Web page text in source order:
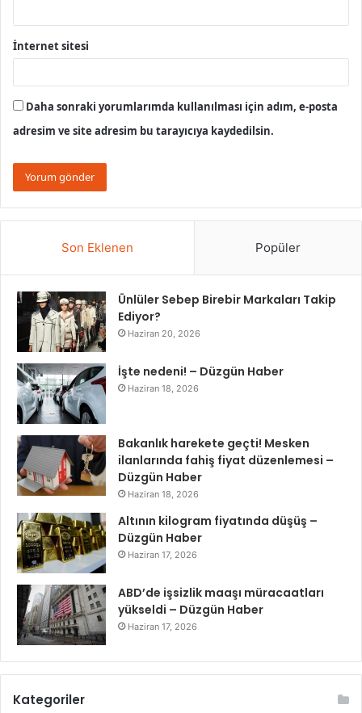
İnternet sitesi
Daha sonraki yorumlarımda kullanılması için adım, e-posta
adresim ve site adresim bu tarayıcıya kaydedilsin.
Son Eklenen Popüler
Ünlüler Sebep Birebir Markaları Takip
Ediyor?
Haziran 20, 2026
İşte nedeni! – Düzgün Haber
Haziran 18, 2026
Bakanlık harekete geçti! Mesken
ilanlarında fahiş fiyat düzenlemesi –
Düzgün Haber
Haziran 18, 2026
Altının kilogram fiyatında düşüş –
Düzgün Haber
Haziran 17, 2026
ABD’de işsizlik maaşı müracaatları
yükseldi – Düzgün Haber
Haziran 17, 2026
Kategoriler